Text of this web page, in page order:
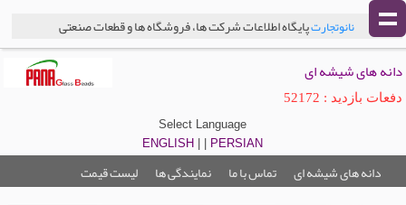
نانوتجارتپایگاه اطلاعات شرکت ها، فروشگاه ها و قطعات صنعتی
دانه های شیشه ای
دفعات بازدید : 52172
Select Language
ENGLISH
PERSIAN
دانه های شیشه ای تماس با ما نمایندگی ها لیست قیمت